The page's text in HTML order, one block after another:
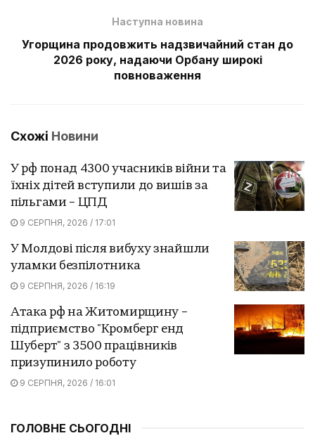
Наступна новина
Угорщина продовжить надзвичайний стан до
2026 року, надаючи Орбану широкі
повноваження
Схожі Новини
У рф понад 4300 учасників війни та
їхніх дітей вступили до вишів за
пільгами – ЦПД
9 СЕРПНЯ, 2026 / 17:01
У Молдові після вибуху знайшли
уламки безпілотника
9 СЕРПНЯ, 2026 / 16:19
Атака рф на Житомирщину –
підприємство "Кромберг енд
Шуберт" з 3500 працівників
призупинило роботу
9 СЕРПНЯ, 2026 / 16:01
ГОЛОВНЕ СЬОГОДНІ